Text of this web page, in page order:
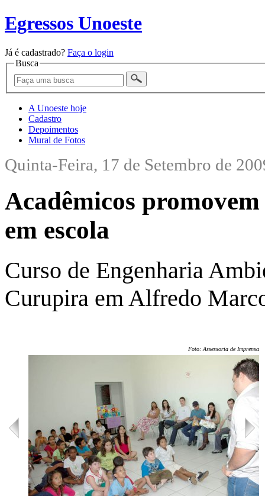
Egressos Unoeste
Já é cadastrado? Faça o login
Busca
A Unoeste hoje
Cadastro
Depoimentos
Mural de Fotos
Quinta-Feira, 17 de Setembro de
Acadêmicos
em escola
Curso de Engenharia
Curupira em Alfredo
Foto: Assessoria de Imprensa/